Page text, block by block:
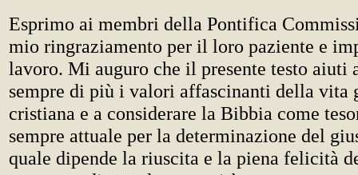
Esprimo ai membri della Pontifica
mio ringraziamento per il loro paziente e
lavoro. Mi auguro che il presente testo aiuti
sempre di più i valori affascinanti della vita
cristiana e a considerare la Bibbia come
sempre attuale per la determinazione del
quale dipende la riuscita e la piena felicità